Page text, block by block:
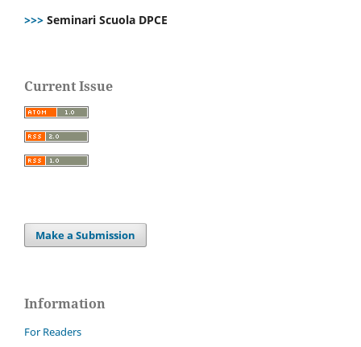
>>> Seminari Scuola DPCE
Current Issue
Make a Submission
Information
For Readers